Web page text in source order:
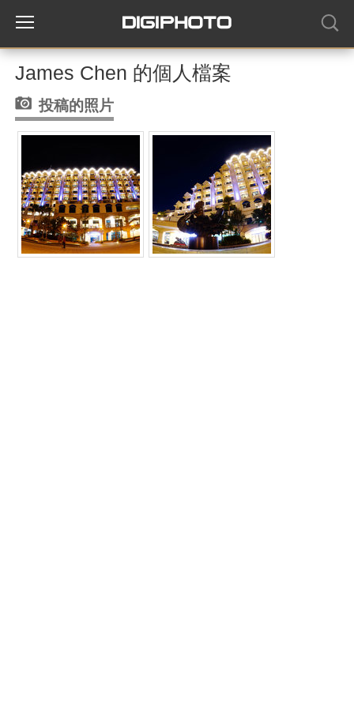
James Chen 的個人檔案
投稿的照片